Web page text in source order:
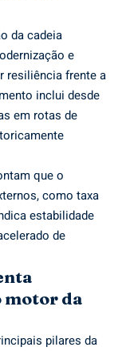
da cadeia
e
resiliência frente a
inclui desde
em rotas de
que o
como taxa
estabilidade
de
motor da
pilares da